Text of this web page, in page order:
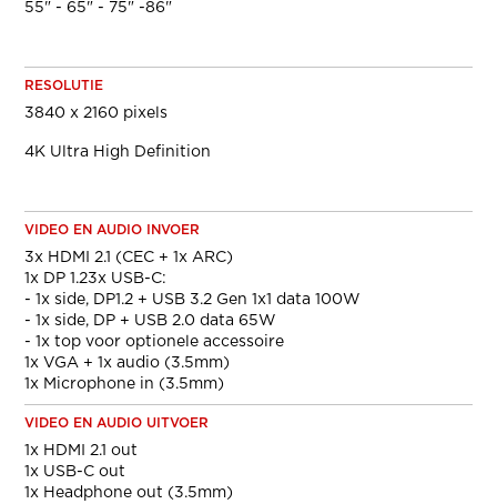
55" - 65" - 75" -86"
RESOLUTIE
3840 x 2160 pixels
4K Ultra High Definition
VIDEO EN AUDIO INVOER
3x HDMI 2.1 (CEC + 1x ARC)
1x DP 1.23x USB-C:
- 1x side, DP1.2 + USB 3.2 Gen 1x1 data 100W
- 1x side, DP + USB 2.0 data 65W
- 1x top voor optionele accessoire
1x VGA + 1x audio (3.5mm)
1x Microphone in (3.5mm)
VIDEO EN AUDIO UITVOER
1x HDMI 2.1 out
1x USB-C out
1x Headphone out (3.5mm)